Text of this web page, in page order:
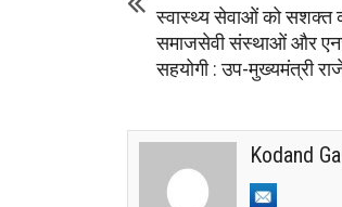
स्वास्थ्य सेवाओं को सशक्त
समाजसेवी संस्थाओं और
सहयोगी : उप-मुख्यमंत्री
Kodand